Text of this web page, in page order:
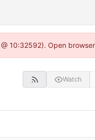
10:32592). Open
Watch